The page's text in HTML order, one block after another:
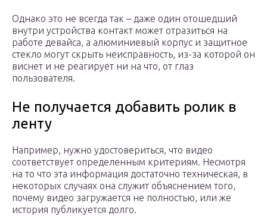
Однако это не всегда так – даже один отошедший
внутри устройства контакт может отразиться на
работе девайса, а алюминиевый корпус и защитное
стекло могут скрыть неисправность, из-за которой он
виснет и не реагирует ни на что, от глаз
пользователя.
Не получается добавить ролик в
ленту
Например, нужно удостовериться, что видео
соответствует определенным критериям. Несмотря
на то что эта информация достаточно техническая, в
некоторых случаях она служит объяснением того,
почему видео загружается не полностью, или же
история публикуется долго.